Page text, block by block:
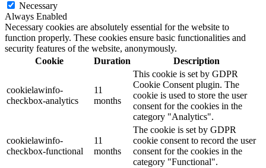
Necessary
Always Enabled
Necessary cookies are absolutely essential for the website to
function properly. These cookies ensure basic functionalities and
security features of the website, anonymously.
Cookie
Duration Description
cookielawinfo-
checkbox-analytics
11
months
This cookie is set by GDPR
Cookie Consent plugin. The
cookie is used to store the user
consent for the cookies in the
category "Analytics".
cookielawinfo-
checkbox-functional
11
months
The cookie is set by GDPR
cookie consent to record the user
consent for the cookies in the
category "Functional".